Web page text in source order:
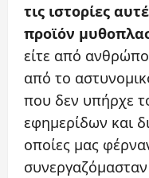
τις ιστορίες
προϊόν
είτε από
από το
που δεν υπήρχε
εφημερίδων και
οποίες μας